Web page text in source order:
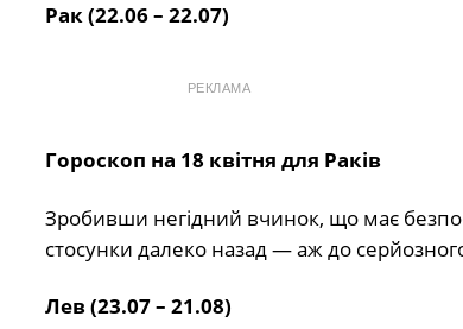
Рак (22.06 – 22.07)
РЕКЛАМА
Гороскоп на 18 квітня для Раків
Зробивши негідний вчинок, що має
стосунки далеко назад — аж до
Лев (23.07 – 21.08)